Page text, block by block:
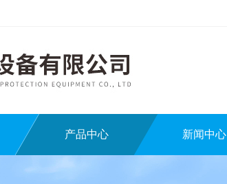
产品中心 新闻中心